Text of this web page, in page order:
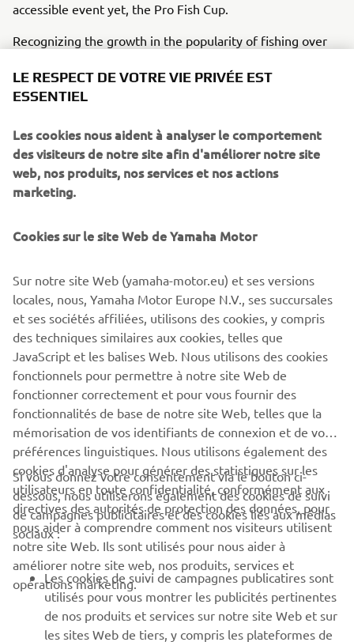
accessible event yet, the Pro Fish Cup.
Recognizing the growth in the popularity of fishing over
Pro Fish brand to a fun and inclusive Europe-wide
competition.
This contest is open to beginners, amateurs, and
experienced participants alike, whether a Yamaha owner
or not; it’s about sharing, being with the people you enjoy
spending time with, trying something new and enjoying
Entrants are free to enjoy their chosen style of fishing
relaxing on a riverbank or even street fishing – safe in the
knowledge they are competing against like-minded
people enjoying the same style of fishing.
DISCOVER MORE
CORPORATE
PROS & B2B
PLUS YAMAHA
LE RESPECT DE VOTRE VIE PRIVÉE EST
ESSENTIEL
Les cookies nous aident à analyser le comportement
des visiteurs de notre site afin d'améliorer notre site
web, nos produits, nos services et nos actions
marketing.
Cookies sur le site Web de Yamaha Motor
Sur notre site Web (yamaha-motor.eu) et ses versions
locales, nous, Yamaha Motor Europe N.V., ses succursales
et ses sociétés affiliées, utilisons des cookies, y compris
des techniques similaires aux cookies, telles que
JavaScript et les balises Web. Nous utilisons des cookies
fonctionnels pour permettre à notre site Web de
fonctionner correctement et pour vous fournir des
fonctionnalités de base de notre site Web, telles que la
mémorisation de vos identifiants de connexion et de vos
préférences linguistiques. Nous utilisons également des
cookies d'analyse pour générer des statistiques sur les
utilisateurs en toute confidentialité, conformément aux
directives des autorités de protection des données, pour
nous aider à comprendre comment nos visiteurs utilisent
notre site Web. Ils sont utilisés pour nous aider à
améliorer notre site web, nos produits, services et
opérations marketing.
Si vous donnez votre consentement via le bouton ci-
dessous, nous utiliserons également des cookies de suivi
de campagnes publicitaires et des cookies liés aux médias
sociaux :
Les cookies de suivi de campagnes publicatires sont
utilisés pour vous montrer les publicités pertinentes
de nos produits et services sur notre site Web et sur
les sites Web de tiers, y compris les plateformes de